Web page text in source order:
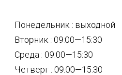
Понедельник : выходной
Вторник : 09:00—15:30
Среда : 09:00—15:30
Четверг : 09:00—15:30